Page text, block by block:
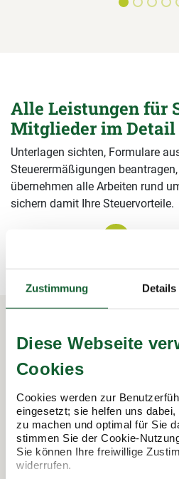
Zustimmung Details
Diese Webseite
Cookies
Cookies werden zur
eingesetzt; sie helfen uns
zu machen und optimal für Sie
stimmen Sie der Cookie-
Sie können Ihre freiwillige
widerrufen.
Alle Leistungen für
Mitglieder im Detail
Unterlagen sichten, Formulare
Steuerermäßigungen
übernehmen alle Arbeiten rund
sichern damit Ihre Steuervorteile.
In 3 Schritten zur
So funktioniert's: